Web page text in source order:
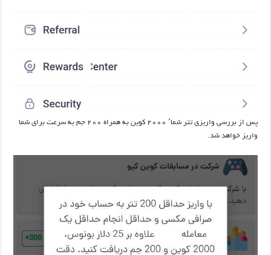
پس از بررسی واریزی تتر شما٬ ۲۰۰۰ کوین به همراه ۲۰۰ جم به سرعت برای شما
واریز خواهد شد.